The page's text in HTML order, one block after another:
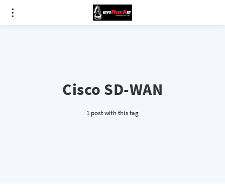
Cisco SD-WAN
1 post with this tag